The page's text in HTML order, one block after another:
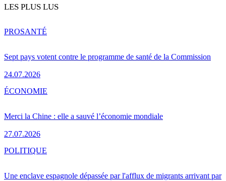
LES PLUS LUS
Sept pays votent contre le programme de santé de la Commission
24.07.2026
PROSANTÉ
Merci la Chine : elle a sauvé l’économie mondiale
27.07.2026
ÉCONOMIE
Une enclave espagnole dépassée par l'afflux de migrants arrivant par
POLITIQUE